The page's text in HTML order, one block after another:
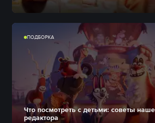
ПОДБОРКА
Что посмотреть с детьми: советы
редактора